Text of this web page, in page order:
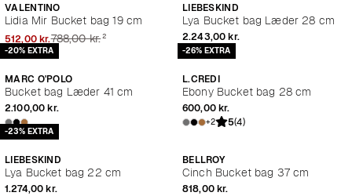
VALENTINO
Lidia Mir Bucket bag 19 cm
512,00 kr.788,00 kr.²
LIEBESKIND
Lya Bucket bag Læder 28 cm
2.243,00 kr.
-20% EXTRA
MARC O'POLO
Bucket bag Læder 41 cm
2.100,00 kr.
-26% EXTRA
L.CREDI
Ebony Bucket bag 28 cm
600,00 kr.
+2 5(4)
-23% EXTRA
LIEBESKIND
Lya Bucket bag 22 cm
1.274,00 kr.
BELLROY
Cinch Bucket bag 37 cm
818,00 kr.